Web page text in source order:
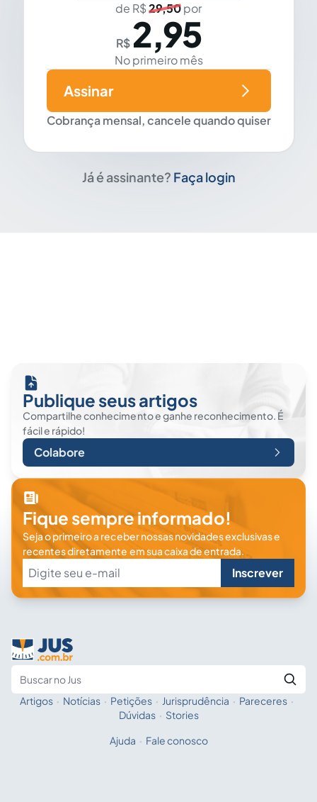
de R$29,50por
R$ 2,95
No primeiro mês
Cobrança mensal, cancele quando quiser
Assinar
Já é assinante? Faça login
Publique seus artigos
Compartilhe conhecimento e ganhe reconhecimento. É
fácil e rápido!
Colabore
Fique sempre informado!
Seja o primeiro a receber nossas novidades exclusivas e
recentes diretamente em sua caixa de entrada.
Inscrever
Fale com a IA
Artigos · Notícias · Petições · Jurisprudência · Pareceres ·
Dúvidas · Stories
Ajuda · Fale conosco